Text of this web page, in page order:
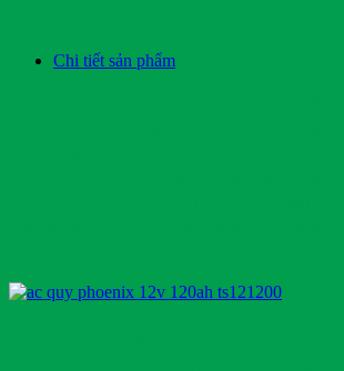
Chi tiết sản phẩm